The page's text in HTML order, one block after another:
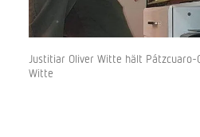
Justitiar Oliver Witte hält Pátzcuaro-
Witte